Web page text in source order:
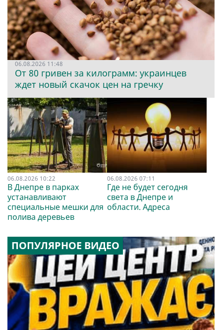
06.08.2026 11:48
От 80 гривен за килограмм: украинцев
ждет новый скачок цен на гречку
06.08.2026 10:22
В Днепре в парках
устанавливают
специальные мешки для
полива деревьев
06.08.2026 07:11
Где не будет сегодня
света в Днепре и
области. Адреса
ПОПУЛЯРНОЕ ВИДЕО